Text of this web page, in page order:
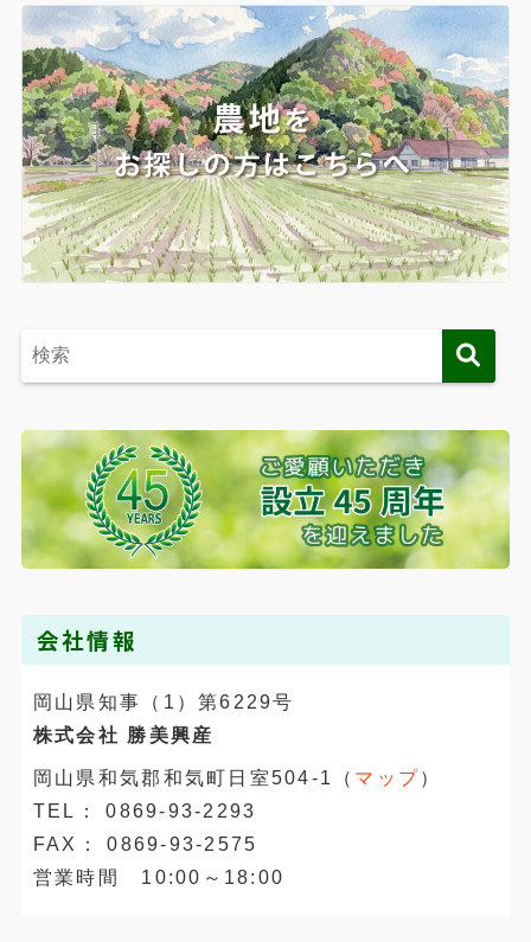
会社情報
岡山県知事（1）第6229号
株式会社 勝美興産
岡山県和気郡和気町日室504-1（ マップ）
TEL： 0869-93-2293
FAX： 0869-93-2575
営業時間 10:00～18:00